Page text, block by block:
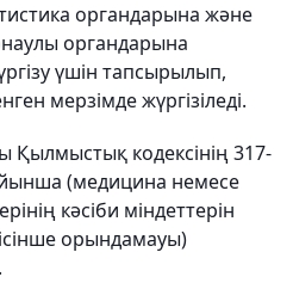
органдарына және
органдарына
үшін тапсырылып,
мерзімде жүргізіледі.
Қылмыстық кодексінің 317-
(медицина немесе
кәсіби міндеттерін
орындамауы)